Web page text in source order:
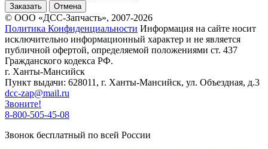
Заказать Отмена
© ООО «ДСС-Запчасть», 2007-2026
Политика Конфиденциальности Информация на сайте носит
исключительно информационный характер и не является
публичной офертой, определяемой положениями ст. 437
Гражданского кодекса РФ.
г. Ханты-Мансийск
Пункт выдачи: 628011, г. Ханты-Мансийск, ул. Объездная, д.3
dcc-zap@mail.ru
Звоните!
8-800-505-45-08
Звонок бесплатный по всей России